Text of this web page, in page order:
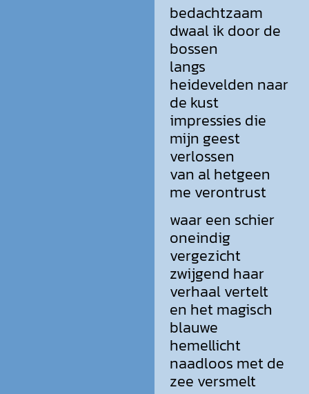
bedachtzaam
dwaal ik door de
bossen
langs
heidevelden naar
de kust
impressies die
mijn geest
verlossen
van al hetgeen
me verontrust
waar een schier
oneindig
vergezicht
zwijgend haar
verhaal vertelt
en het magisch
blauwe
hemellicht
naadloos met de
zee versmelt